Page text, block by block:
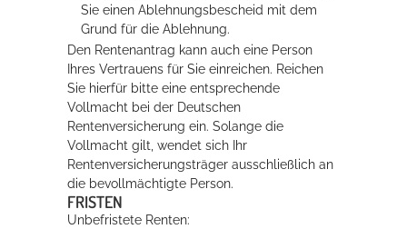
Sie einen Ablehnungsbescheid mit dem
Grund für die Ablehnung.
Den Rentenantrag kann auch eine Person
Ihres Vertrauens für Sie einreichen. Reichen
Sie hierfür bitte eine entsprechende
Vollmacht bei der Deutschen
Rentenversicherung ein. Solange die
Vollmacht gilt, wendet sich Ihr
Rentenversicherungsträger ausschließlich an
die bevollmächtigte Person.
FRISTEN
Unbefristete Renten: